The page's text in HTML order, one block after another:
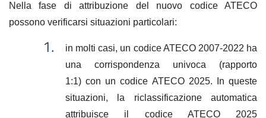
Nella fase di attribuzione del nuovo codice ATECO
possono verificarsi situazioni particolari:
in molti casi, un codice ATECO 2007-2022 ha
una corrispondenza univoca (rapporto
1:1) con un codice ATECO 2025. In queste
situazioni, la riclassificazione automatica
attribuisce il codice ATECO 2025